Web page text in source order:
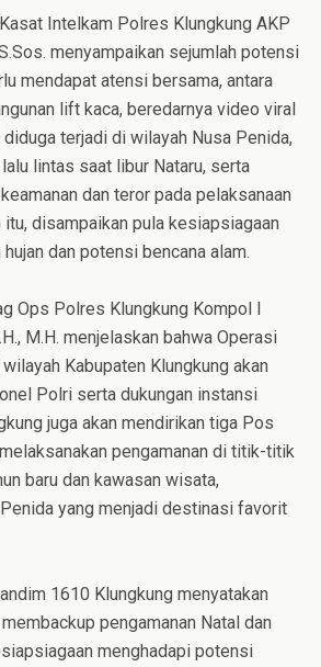
Intelkam Polres Klungkung AKP
menyampaikan sejumlah potensi
mendapat atensi bersama, antara
lift kaca, beredarnya video viral
terjadi di wilayah Nusa Penida,
lintas saat libur Nataru, serta
dan teror pada pelaksanaan
itu, disampaikan pula kesiapsiagaan
dan potensi bencana alam.
Ops Polres Klungkung Kompol I
M.H. menjelaskan bahwa Operasi
Kabupaten Klungkung akan
Polri serta dukungan instansi
juga akan mendirikan tiga Pos
pengamanan di titik-titik
baru dan kawasan wisata,
yang menjadi destinasi favorit
1610 Klungkung menyatakan
pengamanan Natal dan
menghadapi potensi